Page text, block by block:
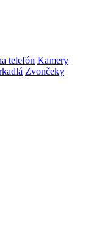
telefón Kamery
Zvončeky